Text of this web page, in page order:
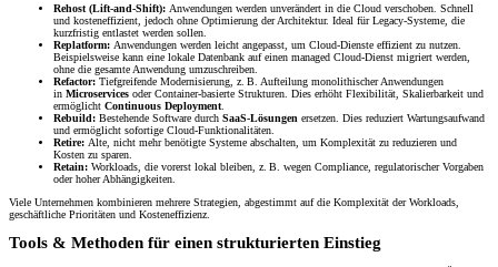
Rehost (Lift-and-Shift): Anwendungen werden unverändert in die Cloud verschoben. Schnell
und kosteneffizient, jedoch ohne Optimierung der Architektur. Ideal für Legacy-Systeme, die
kurzfristig entlastet werden sollen.
Replatform: Anwendungen werden leicht angepasst, um Cloud-Dienste effizient zu nutzen.
Beispielsweise kann eine lokale Datenbank auf einen managed Cloud-Dienst migriert werden,
ohne die gesamte Anwendung umzuschreiben.
Refactor: Tiefgreifende Modernisierung, z. B. Aufteilung monolithischer Anwendungen
in Microservices oder Container-basierte Strukturen. Dies erhöht Flexibilität, Skalierbarkeit und
ermöglicht Continuous Deployment
Rebuild: Bestehende Software durch SaaS-Lösungen ersetzen. Dies reduziert Wartungsaufwand
und ermöglicht sofortige Cloud-Funktionalitäten.
Retire: Alte, nicht mehr benötigte Systeme abschalten, um Komplexität zu reduzieren und
Kosten zu sparen.
Retain: Workloads, die vorerst lokal bleiben, z. B. wegen Compliance, regulatorischer Vorgaben
oder hoher Abhängigkeiten.
Viele Unternehmen kombinieren mehrere Strategien, abgestimmt auf die Komplexität der Workloads,
geschäftliche Prioritäten und Kosteneffizienz.
Tools & Methoden für einen strukturierten Einstieg